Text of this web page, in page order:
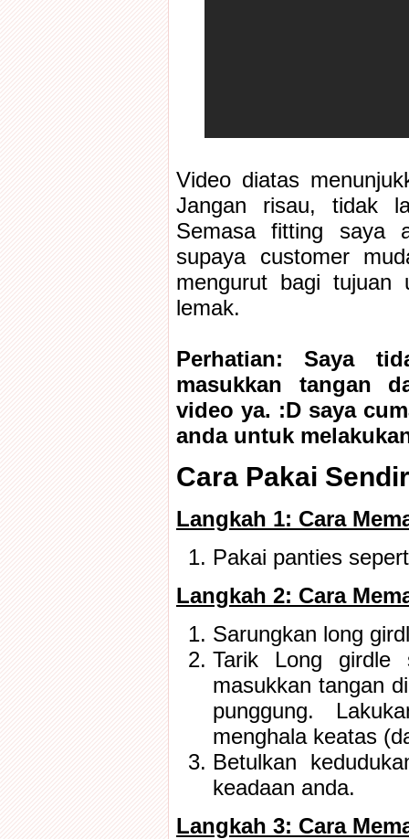
Video diatas
Jangan risau, tidak
Semasa fitting saya
supaya customer
mengurut bagi tujuan
lemak.
Perhatian: Saya
masukkan tangan
video ya. :D saya
anda untuk
Cara Pakai
Langkah 1: Cara
Pakai panties
Langkah 2: Cara
Sarungkan long
Tarik Long girdle
masukkan tangan
punggung.
menghala keatas
Betulkan
keadaan anda.
Langkah 3: Cara